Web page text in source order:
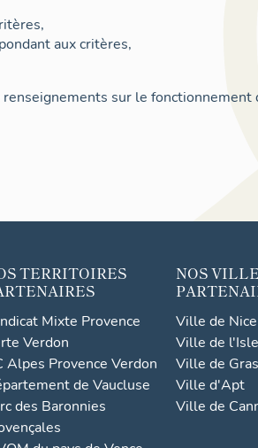
aux critères,
sur le fonctionnement
TERRITOIRES
Mixte Provence
Verdon
Alpes Provence Verdon
de Vaucluse
des Baronnies
NOS
Ville de Nice
Ville de
Ville de
Ville d'Apt
Ville de